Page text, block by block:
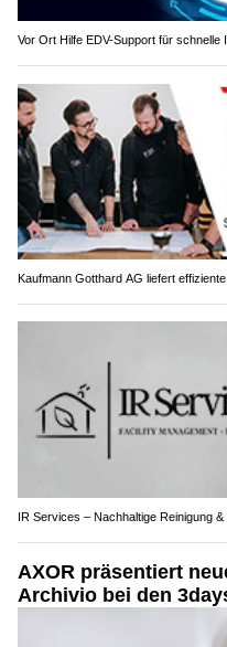
Vor Ort Hilfe EDV-Support für schnelle
Kaufmann Gotthard AG liefert
IR Services – Nachhaltige Reinigung
AXOR präsentiert
Archivio bei den